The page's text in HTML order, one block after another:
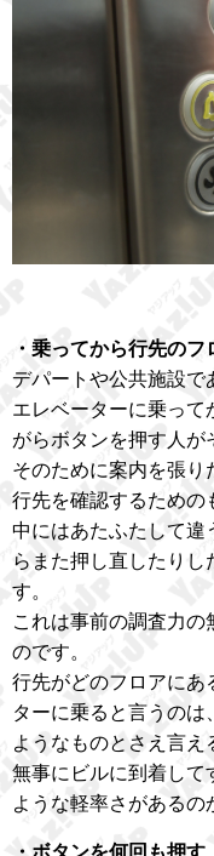
・乗ってから行先のフ
デパートや公共施設で
エレベーターに乗って
がらボタンを押す人が
そのために案内を張り
行先を確認するための
中にはあたふたして違
らまた押し直したり
す。
これは事前の調査力の
のです。
行先がどのフロアにあ
ターに乗ると言うのは
ようなものとさえ言え
無事にビルに到着して
ような軽率さがあるの